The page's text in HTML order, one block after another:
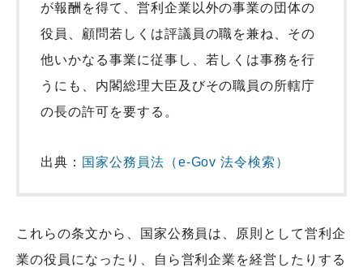
が報酬を得て、営利企業以外の事業の団体の
役員、顧問若しくは評議員の職を兼ね、その
他いかなる事業に従事し、若しくは事務を行
うにも、内閣総理大臣及びその職員の所轄庁
の長の許可を要する。
出典： 国家公務員法（e-Gov 法令検索）
これらの条文から、国家公務員は、原則として営利企
業の役員になったり、自ら営利企業を経営したりする